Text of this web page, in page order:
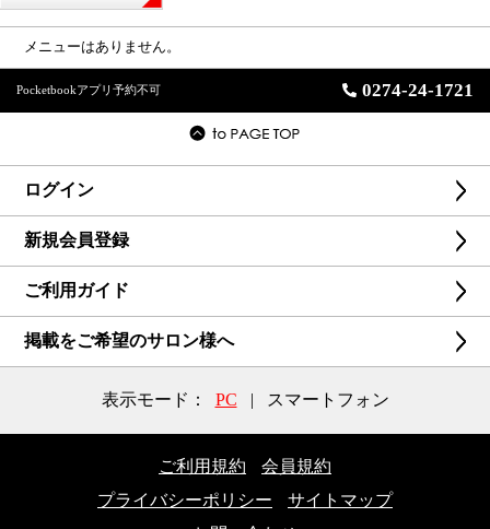
メニューはありません。
Pocketbookアプリ予約不可 0274-24-1721
ログイン
新規会員登録
ご利用ガイド
掲載をご希望のサロン様へ
表示モード： PC | スマートフォン
ご利用規約
会員規約
プライバシーポリシー
サイトマップ